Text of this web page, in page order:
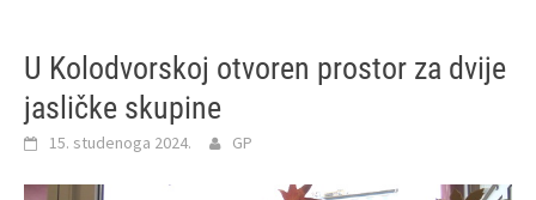
U Kolodvorskoj otvoren prostor za dvije
jasličke skupine
15. studenoga 2024. GP